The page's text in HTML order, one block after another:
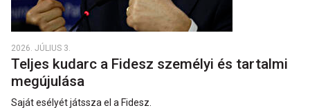
2026. JÚLIUS 3.
Teljes kudarc a Fidesz személyi és tartalmi
megújulása
Saját esélyét játssza el a Fidesz.